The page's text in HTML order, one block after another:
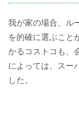
我が家の場合、ル
を的確に選ぶこと
かるコストコも、
によっては、スー
した。